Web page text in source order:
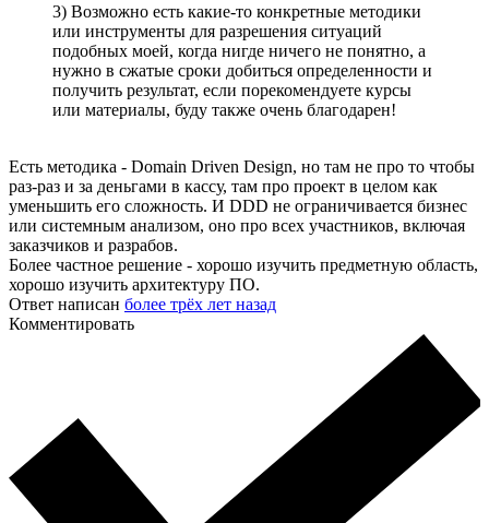
3) Возможно есть какие-то конкретные методики
или инструменты для разрешения ситуаций
подобных моей, когда нигде ничего не понятно, а
нужно в сжатые сроки добиться определенности и
получить результат, если порекомендуете курсы
или материалы, буду также очень благодарен!
Есть методика - Domain Driven Design, но там не про то чтобы
раз-раз и за деньгами в кассу, там про проект в целом как
уменьшить его сложность. И DDD не ограничивается бизнес
или системным анализом, оно про всех участников, включая
заказчиков и разрабов.
Более частное решение - хорошо изучить предметную область,
хорошо изучить архитектуру ПО.
Ответ написан более трёх лет назад
Комментировать